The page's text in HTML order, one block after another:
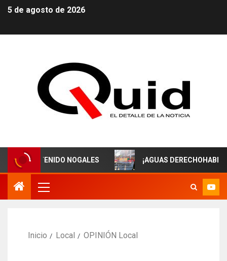
5 de agosto de 2026
TENIDO NOGALES ¡AGUAS DERECHOHABIENTES DE
Inicio Local OPINIÓN Local